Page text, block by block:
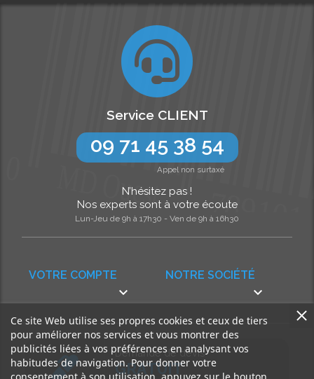
NOTRE SOCIÉTÉ

VOTRE COMPTE

Service CLIENT
09 71 45 38 54
Appel non surtaxé
N’hésitez pas !
Nos experts sont à votre écoute
Lun-Jeu de 9h à 17h30 - Ven de 9h à 16h30
Demande de devis
GRATUIT
Ce site Web utilise ses propres cookies et ceux de tiers
pour améliorer nos services et vous montrer des
publicités liées à vos préférences en analysant vos
habitudes de navigation. Pour donner votre